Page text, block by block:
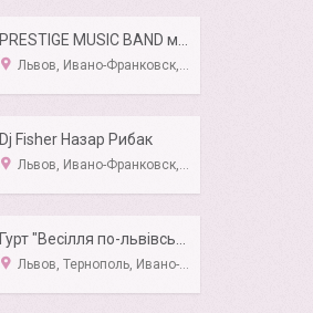
Львов, Ивано-Франковск, Тернополь, Ровно, Хмельницкий
Dj Fisher Назар Рибак
Львов, Ивано-Франковск, Тернополь, Луцк
Львов, Тернополь, Ивано-Франковск, Луцк, Ровно